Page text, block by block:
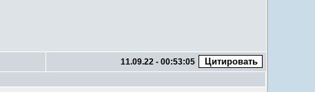
11.09.22 - 00:53:05